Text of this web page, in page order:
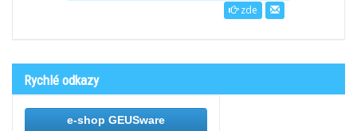
zde
Rychlé odkazy
e-shop GEUSware